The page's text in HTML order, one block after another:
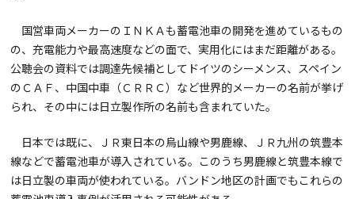
国営車両メーカーのＩＮＫＡも蓄電池車の開発を進めているもの
の、充電能力や最高速度などの面で、実用化にはまだ距離がある。
公聴会の資料では調達先候補としてドイツのシーメンス、スペイン
のＣＡＦ、中国中車（ＣＲＲＣ）など世界的メーカーの名前が挙げ
られ、その中には日立製作所の名前も含まれていた。
日本では既に、ＪＲ東日本の烏山線や男鹿線、ＪＲ九州の筑豊本
線などで蓄電池車が導入されている。このうち男鹿線と筑豊本線で
は日立製の車両が使われている。バンドン地区の計画でもこれらの